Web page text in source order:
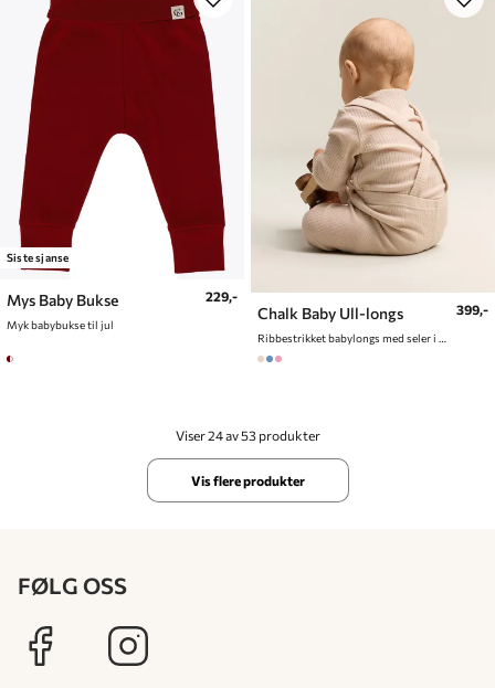
Siste sjanse
Mys Baby Bukse
Myk babybukse til jul
229,-
Chalk Baby Ull-longs
Ribbestrikket babylongs med seler i ullblaning
399,-
Viser 24 av 53 produkter
Vis flere produkter
FØLG OSS